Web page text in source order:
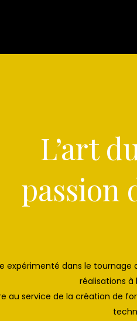
L’art
passion
expérimenté dans le
réalisations
au service de la création de